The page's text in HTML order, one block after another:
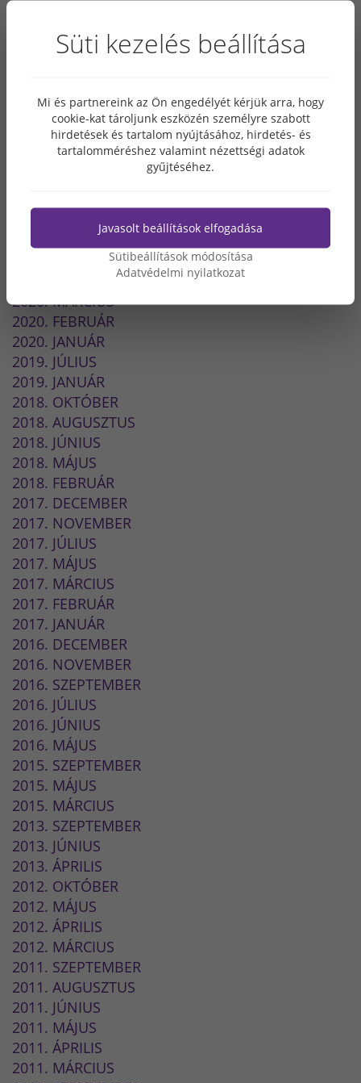
2022. MÁJUS
2022. MÁRCIUS
2021. OKTÓBER
2021. JÚLIUS
2021. ÁPRILIS
2021. MÁRCIUS
2020. OKTÓBER
2020. SZEPTEMBER
2020. MÁRCIUS
2020. FEBRUÁR
2020. JANUÁR
2019. JÚLIUS
2019. JANUÁR
2018. OKTÓBER
2018. AUGUSZTUS
2018. JÚNIUS
2018. MÁJUS
2018. FEBRUÁR
2017. DECEMBER
2017. NOVEMBER
2017. JÚLIUS
2017. MÁJUS
2017. MÁRCIUS
2017. FEBRUÁR
2017. JANUÁR
2016. DECEMBER
2016. NOVEMBER
2016. SZEPTEMBER
2016. JÚLIUS
2016. JÚNIUS
2016. MÁJUS
2015. SZEPTEMBER
2015. MÁJUS
2015. MÁRCIUS
2013. SZEPTEMBER
2013. JÚNIUS
2013. ÁPRILIS
2012. OKTÓBER
2012. MÁJUS
2012. ÁPRILIS
2012. MÁRCIUS
2011. SZEPTEMBER
2011. AUGUSZTUS
2011. JÚNIUS
2011. MÁJUS
2011. ÁPRILIS
2011. MÁRCIUS
Süti kezelés beállítása
Mi és partnereink az Ön engedélyét kérjük arra, hogy
cookie-kat tároljunk eszközén személyre szabott
hirdetések és tartalom nyújtásához, hirdetés- és
tartalomméréshez valamint nézettségi adatok
gyűjtéséhez.
Javasolt beállítások elfogadása
Sütibeállítások módosítása
Adatvédelmi nyilatkozat